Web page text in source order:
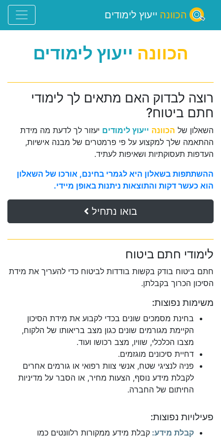
הכוונה ייעוץ לימודים
הכוונה ייעוץ לימודים
רוצה לבדוק האם מתאים לך לימודי
חתם ביטוח?
השאלון של הכוונה ייעוץ לימודים יעזור לך לדעת מה מידת
ההתאמה שלך למקצוע על פי פרמטרים של מבנה אישיות,
העדפות תעסוקתיות ושאיפות לעתיד.
ההשתתפות בשאלון היא לגמרי בחינם, אורכו של השאלון
הוא כעשר דקות והתוצאות ניתנות באופן מיידי.
בואו נתחיל
לימודי חתם ביטוח
חתם ביטוח בודק בקשות בודדות לביטוח כדי להעריך את מידת
הסיכון הכרוך בקבלתן.
משימות נפוצות:
בחינת מסמכים שונים בכדי לקבוע את מידת הסיכון
הקיימת מגורמים שונים כגון מצב בריאותו של הלקוח,
מצבו הכלכלי, שוויו, מצב רכושו ועוד.
דחיית סיכונים מוגזמים.
פניה לנציגי שטח, אנשי צוות רפואי או גורמים אחרים
לקבלת מידע נוסף, הצעות מחיר, או הסבר על מדיניות
החיתום של החברה.
פעילויות נפוצות:
קבלת מידע: קבלת מידע ממקורות רלוונטים כמו